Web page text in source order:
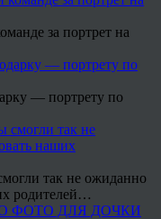
за портрет на
— портрету по
так не ожиданно
родителей…